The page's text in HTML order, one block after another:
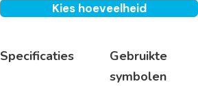
Kies hoeveelheid
Specificaties
Gebruikte
symbolen